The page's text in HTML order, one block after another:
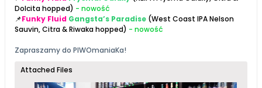
Dolcita hopped) - nowość
📌Funky Fluid Gangsta’s Paradise (West Coast IPA Nelson
Sauvin, Citra & Riwaka hopped) - nowość
Zapraszamy do PIWOmaniaKa!
Attached Files